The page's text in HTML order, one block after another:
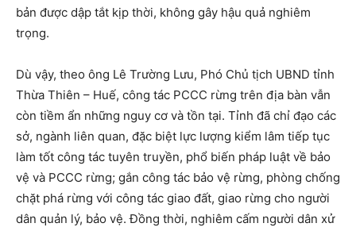
bản được dập tắt kịp thời, không gây hậu quả nghiêm
trọng.
Dù vậy, theo ông Lê Trường Lưu, Phó Chủ tịch UBND tỉnh
Thừa Thiên – Huế, công tác PCCC rừng trên địa bàn vẫn
còn tiềm ẩn những nguy cơ và tồn tại. Tỉnh đã chỉ đạo các
sở, ngành liên quan, đặc biệt lực lượng kiểm lâm tiếp tục
làm tốt công tác tuyên truyền, phổ biến pháp luật về bảo
vệ và PCCC rừng; gắn công tác bảo vệ rừng, phòng chống
chặt phá rừng với công tác giao đất, giao rừng cho người
dân quản lý, bảo vệ. Đồng thời, nghiêm cấm người dân xử